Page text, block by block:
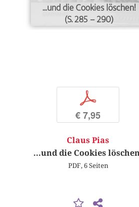
...und die Cookies löschen!
(S. 285 – 290)
p
€ 7,95
Claus Pias
...und die Cookies
PDF, 6 Seiten